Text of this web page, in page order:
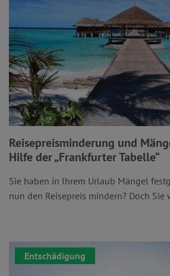
Reisepreisminderung und
Hilfe der „Frankfurter Tabelle“
Sie haben in Ihrem Urlaub Mängel
nun den Reisepreis mindern? Doch Sie
Entschädigung